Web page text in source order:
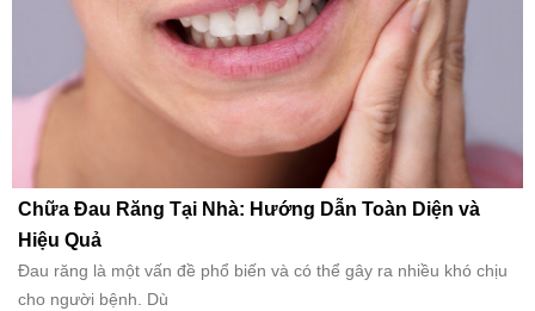
Chữa Đau Răng Tại Nhà: Hướng Dẫn Toàn Diện và
Hiệu Quả
Đau răng là một vấn đề phổ biến và có thể gây ra nhiều khó chịu
cho người bệnh. Dù